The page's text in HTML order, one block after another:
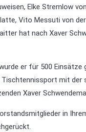
Elke Stremlow
Vito Messuti von
hat nach Xaver
er für 500
mit der
Xaver
in